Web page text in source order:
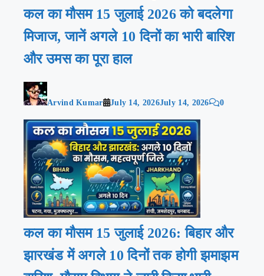
कल का मौसम 15 जुलाई 2026 को बदलेगा
मिजाज, जानें अगले 10 दिनों का भारी बारिश
और उमस का पूरा हाल
Arvind Kumar July 14, 2026July 14, 2026 0
कल का मौसम 15 जुलाई 2026: बिहार और
झारखंड में अगले 10 दिनों तक होगी झमाझम